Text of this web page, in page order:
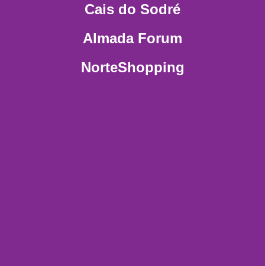
Cais do Sodré
Almada Forum
NorteShopping